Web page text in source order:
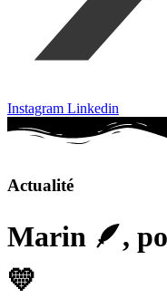
Instagram Linkedin
Actualité
Marin 🪶,
💛